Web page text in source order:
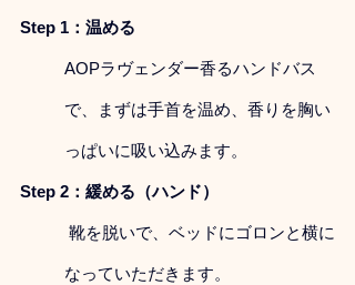
Step 1：温める
AOPラヴェンダー香るハンドバス
で、まずは手首を温め、香りを胸い
っぱいに吸い込みます。
Step 2：緩める（ハンド）
靴を脱いで、ベッドにゴロンと横に
なっていただきます。